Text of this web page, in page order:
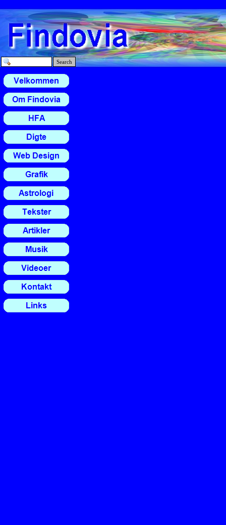
Search